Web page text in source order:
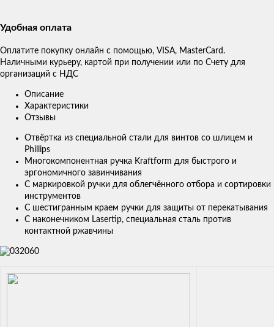
Удобная оплата
Оплатите покупку онлайн с помощью, VISA, MasterCard.
Наличными курьеру, картой при получении или по Счету для
организаций с НДС
Описание
Характеристики
Отзывы
Отвёртка из специальной стали для винтов со шлицем и
Phillips
Многокомпонентная ручка Kraftform для быстрого и
эргономичного завинчивания
С маркировкой ручки для облегчённого отбора и сортировки
инструментов
С шестигранным краем ручки для защиты от перекатывания
С наконечником Lasertip, специальная сталь против
контактной ржавчины